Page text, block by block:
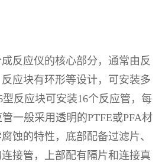
反应仪的核心部分，通常由反
应块有环形等设计，可安装多
型反应块可安装16个反应管，每
一般采用透明的PTFE或PFA材
蚀的特性，底部配备过滤片、
接管，上部配有隔片和连接真